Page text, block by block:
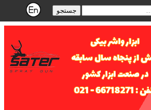
جستجو
ابزار واشر بیکی
از پنجاه سال سابقه
در صنعت ابزار کشور
- 021